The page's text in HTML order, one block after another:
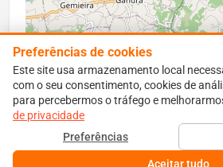
Leaflet|Map data ©
Perímetro vermelho: área ardida
propagação simulada a 1–6 h.
Preferências de cookies
Este site usa armazenamento local
com o seu consentimento, cookies de
para percebermos o tráfego e
de privacidade
Preferências
Aceitar tudo